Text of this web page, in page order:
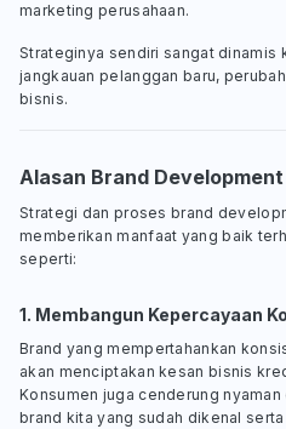
marketing perusahaan.
Strateginya sendiri sangat dinamis
jangkauan pelanggan baru,
bisnis.
Alasan Brand
Strategi dan proses brand
memberikan manfaat yang baik
seperti:
1. Membangun Kepercayaan
Brand yang mempertahankan
akan menciptakan kesan bisnis
Konsumen juga cenderung
brand kita yang sudah dikenal